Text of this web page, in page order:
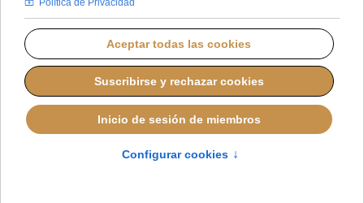
MIÉRCOLES, 03 DICIEMBRE 2025 16:50